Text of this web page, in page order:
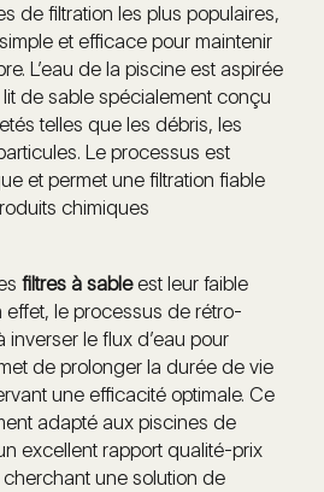
de filtration les plus populaires,
et efficace pour maintenir
L’eau de la piscine est aspirée
de sable spécialement conçu
telles que les débris, les
Le processus est
et permet une filtration fiable
chimiques
filtres à sableest leur faible
effet, le processus de rétro-
le flux d’eau pour
de prolonger la durée de vie
une efficacité optimale. Ce
adapté aux piscines de
excellent rapport qualité-prix
une solution de